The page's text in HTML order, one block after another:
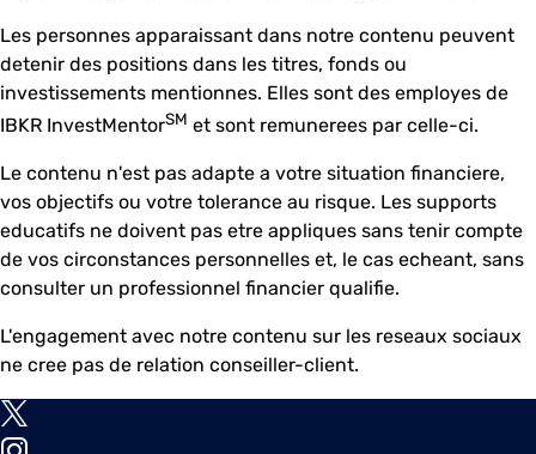
Les personnes apparaissant dans notre contenu peuvent
detenir des positions dans les titres, fonds ou
investissements mentionnes. Elles sont des employes de
IBKR InvestMentorSM et sont remunerees par celle-ci.
Le contenu n'est pas adapte a votre situation financiere,
vos objectifs ou votre tolerance au risque. Les supports
educatifs ne doivent pas etre appliques sans tenir compte
de vos circonstances personnelles et, le cas echeant, sans
consulter un professionnel financier qualifie.
L'engagement avec notre contenu sur les reseaux sociaux
ne cree pas de relation conseiller-client.